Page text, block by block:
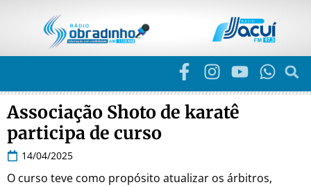
Associação Shoto de karatê
participa de curso
14/04/2025
O curso teve como propósito atualizar os árbitros,